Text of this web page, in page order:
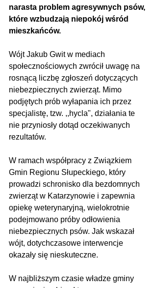
narasta problem agresywnych psów,
które wzbudzają niepokój wśród
mieszkańców.
Wójt Jakub Gwit w mediach
społecznościowych zwrócił uwagę na
rosnącą liczbę zgłoszeń dotyczących
niebezpiecznych zwierząt. Mimo
podjętych prób wyłapania ich przez
specjalistę, tzw. ,,hycla", działania te
nie przyniosły dotąd oczekiwanych
rezultatów.
W ramach współpracy z Związkiem
Gmin Regionu Słupeckiego, który
prowadzi schronisko dla bezdomnych
zwierząt w Katarzynowie i zapewnia
opiekę weterynaryjną, wielokrotnie
podejmowano próby odłowienia
niebezpiecznych psów. Jak wskazał
wójt, dotychczasowe interwencje
okazały się nieskuteczne.
W najbliższym czasie władze gminy